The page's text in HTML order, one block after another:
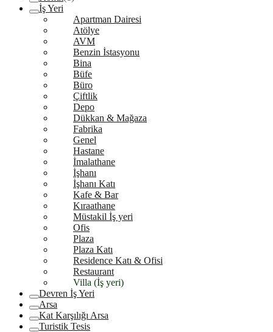
İş Yeri
Apartman Dairesi
Atölye
AVM
Benzin İstasyonu
Bina
Büfe
Büro
Çiftlik
Depo
Dükkan & Mağaza
Fabrika
Genel
Hastane
İmalathane
İşhanı
İşhanı Katı
Kafe & Bar
Kıraathane
Müstakil İş yeri
Ofis
Plaza
Plaza Katı
Residence Katı & Ofisi
Restaurant
Villa (İş yeri)
Devren İş Yeri
Arsa
Kat Karşılığı Arsa
Turistik Tesis